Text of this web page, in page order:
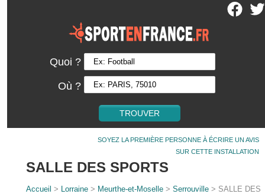
Quoi ?
Où ?
SOYEZ LA PREMIÈRE PERSONNE À ÉCRIRE UN AVIS
SUR CETTE INSTALLATION
SALLE DES SPORTS
Accueil > Lorraine > Meurthe-et-Moselle >Serrouville > SALLE DES